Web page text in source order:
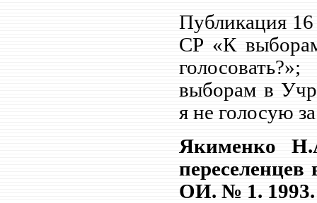
Публикация
СР «К
выборам в
я не голосую
Якименко
ОИ. № 1. 1993.